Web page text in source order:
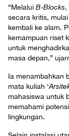
“Melalui B-Blocks,
secara kritis,
kembali ke alam.
kemampuan riset
untuk
masa depan,”
Ia menambahkan
mata kuliah ‘
mahasiswa untuk
memahami
lingkungan.